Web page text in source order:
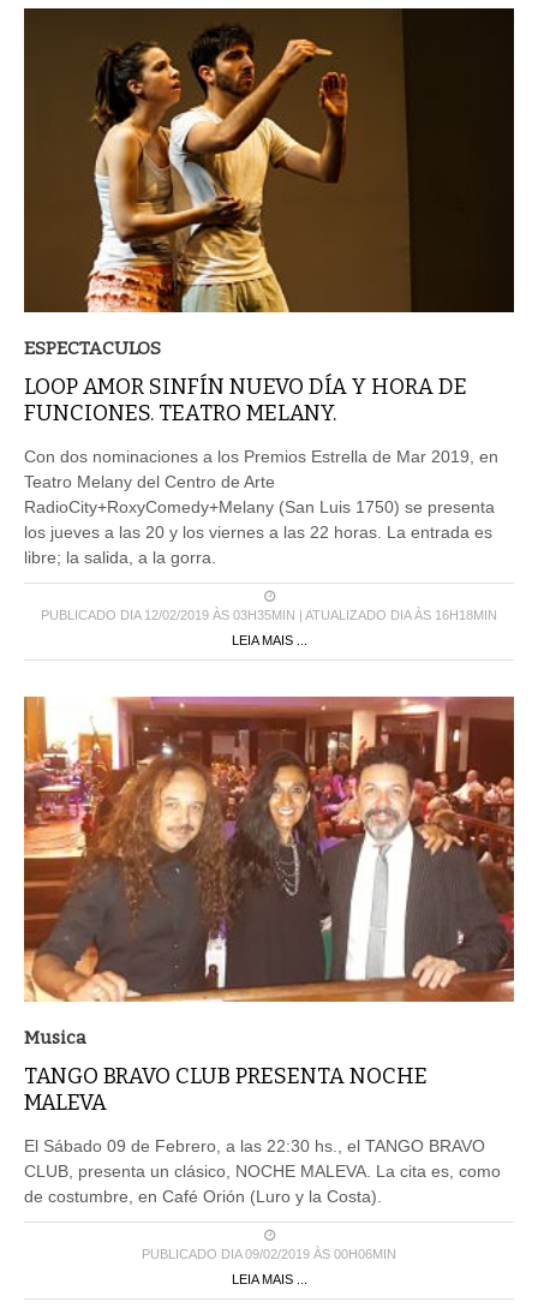
ESPECTACULOS
LOOP AMOR SINFÍN NUEVO DÍA Y HORA DE
FUNCIONES. TEATRO MELANY.
Con dos nominaciones a los Premios Estrella de Mar 2019, en
Teatro Melany del Centro de Arte
RadioCity+RoxyComedy+Melany (San Luis 1750) se presenta
los jueves a las 20 y los viernes a las 22 horas. La entrada es
libre; la salida, a la gorra.
PUBLICADO DIA 12/02/2019 ÀS 03H35MIN | ATUALIZADO DIA ÀS 16H18MIN
LEIA MAIS ...
Musica
TANGO BRAVO CLUB PRESENTA NOCHE
MALEVA
El Sábado 09 de Febrero, a las 22:30 hs., el TANGO BRAVO
CLUB, presenta un clásico, NOCHE MALEVA. La cita es, como
de costumbre, en Café Orión (Luro y la Costa).
PUBLICADO DIA 09/02/2019 ÀS 00H06MIN
LEIA MAIS ...